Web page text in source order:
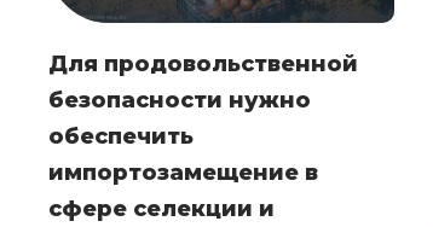
Для продовольственной
безопасности нужно
обеспечить
импортозамещение в
сфере селекции и